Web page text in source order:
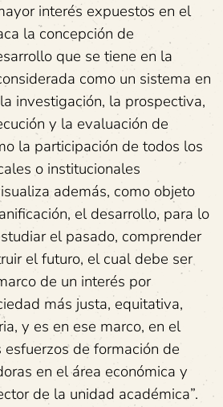
interés expuestos en el
la concepción de
que se tiene en la
como un sistema en
investigación, la prospectiva,
y la evaluación de
la participación de todos los
o institucionales
además, como objeto
el desarrollo, para lo
el pasado, comprender
el futuro, el cual debe ser
de un interés por
más justa, equitativa,
y es en ese marco, en el
de formación de
en el área económica y
de la unidad académica”.